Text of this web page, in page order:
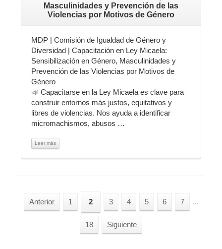
Masculinidades y Prevención de las
Violencias por Motivos de Género
MDP | Comisión de Igualdad de Género y
Diversidad | Capacitación en Ley Micaela:
Sensibilización en Género, Masculinidades y
Prevención de las Violencias por Motivos de
Género
📣 Capacitarse en la Ley Micaela es clave para
construir entornos más justos, equitativos y
libres de violencias. Nos ayuda a identificar
micromachismos, abusos …
Leer más
Anterior 1 2 3 4 5 6 7 ...
18 Siguiente